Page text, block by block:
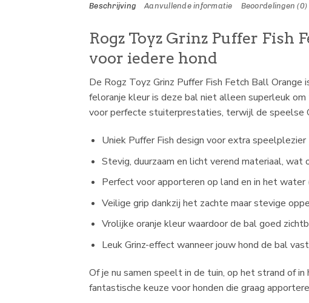
Beschrijving Aanvullende informatie Beoordelingen (0)
Rogz Toyz Grinz Puffer Fish
voor iedere hond
De Rogz Toyz Grinz Puffer Fish Fetch Ball
feloranje kleur is deze bal niet alleen superleuk
voor perfecte stuiterprestaties, terwijl de speelse
Uniek Puffer Fish design voor extra speelplezier
Stevig, duurzaam en licht verend materiaal,
Perfect voor apporteren op land en in het
Veilige grip dankzij het zachte maar stevige
Vrolijke oranje kleur waardoor de bal goed
Leuk Grinz-effect wanneer jouw hond de bal
Of je nu samen speelt in de tuin, op het strand of
fantastische keuze voor honden die graag